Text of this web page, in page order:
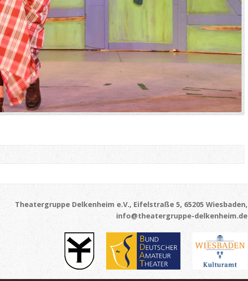
Theatergruppe Delkenheim e.V., Eifelstraße 5, 65205 Wiesbaden,
info@theatergruppe-delkenheim.de